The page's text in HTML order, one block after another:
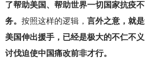
了帮助美国、帮助世界一切国家抗疫
务。 按照这样的逻辑， 言外之意，就
美国伸出援手，已经是极大的不仁不
讨伐迫使中国痛改前非才行。